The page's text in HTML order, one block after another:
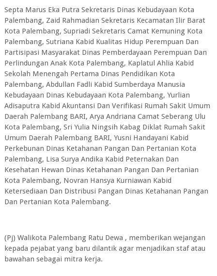
Septa Marus Eka Putra Sekretaris Dinas Kebudayaan Kota
Palembang, Zaid Rahmadian Sekretaris Kecamatan Ilir Barat
Kota Palembang, Supriadi Sekretaris Camat Kemuning Kota
Palembang, Sutriana Kabid Kualitas Hidup Perempuan Dan
Partisipasi Masyarakat Dinas Pemberdayaan Perempuan Dan
Perlindungan Anak Kota Palembang, Kaplatul Ahlia Kabid
Sekolah Menengah Pertama Dinas Pendidikan Kota
Palembang, Abdullan Fadli Kabid Sumberdaya Manusia
Kebudayaan Dinas Kebudayaan Kota Palembang, Yurlian
Adisaputra Kabid Akuntansi Dan Verifikasi Rumah Sakit Umum
Daerah Palembang BARI, Arya Andriana Camat Seberang Ulu
Kota Palembang, Sri Yulia Ningsih Kabag Diklat Rumah Sakit
Umum Daerah Palembang BARI, Yusni Handayani Kabid
Perkebunan Dinas Ketahanan Pangan Dan Pertanian Kota
Palembang, Lisa Surya Andika Kabid Peternakan Dan
Kesehatan Hewan Dinas Ketahanan Pangan Dan Pertanian
Kota Palembang, Novran Hansya Kurniawan Kabid
Ketersediaan Dan Distribusi Pangan Dinas Ketahanan Pangan
Dan Pertanian Kota Palembang.
(Pj) Walikota Palembang Ratu Dewa , memberikan wejangan
kepada pejabat yang baru dilantik agar menjadikan staf atau
bawahan sebagai mitra kerja.